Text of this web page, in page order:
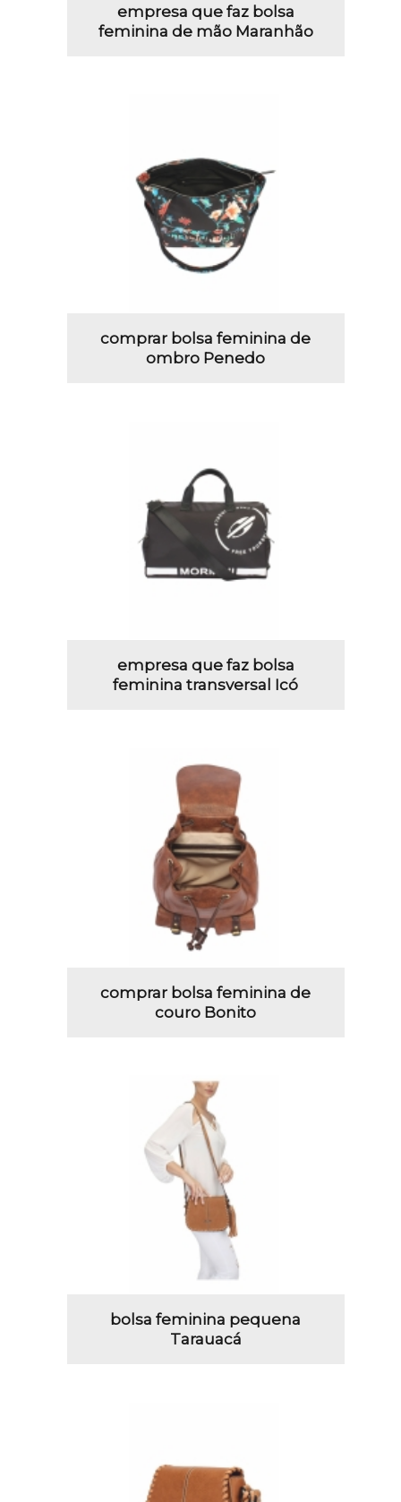
empresa que faz bolsa
feminina de mão Maranhão
comprar bolsa feminina de
ombro Penedo
empresa que faz bolsa
feminina transversal Icó
comprar bolsa feminina de
couro Bonito
bolsa feminina pequena
Tarauacá